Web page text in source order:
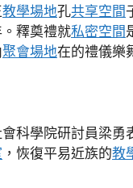
教學場地孔共享空間
釋奠禮就私密空間
聚會場地在的禮儀樂
科學院研討員梁勇
，恢復平易近族的教